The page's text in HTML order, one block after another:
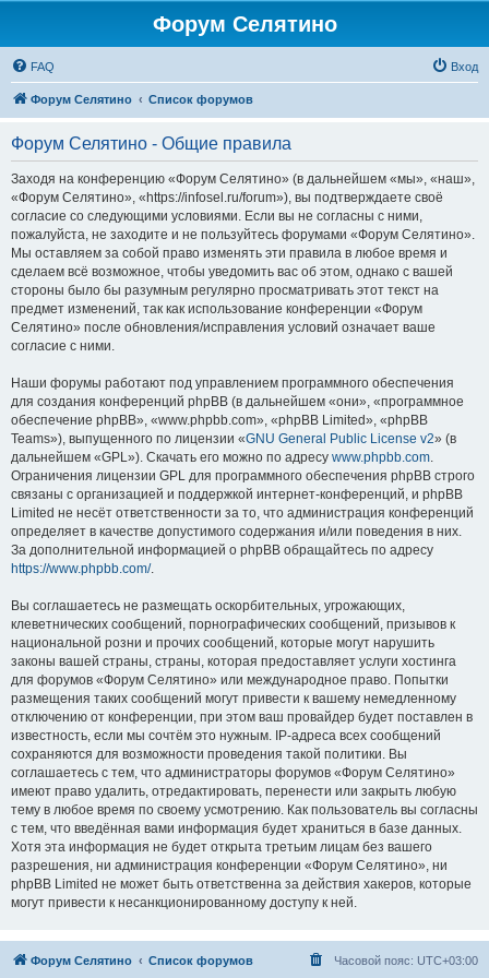
Форум Селятино
FAQ Вход
Форум Селятино Список форумов
Форум Селятино - Общие правила
Заходя на конференцию «Форум Селятино» (в дальнейшем «мы», «наш»,
«Форум Селятино», «https://infosel.ru/forum»), вы подтверждаете своё
согласие со следующими условиями. Если вы не согласны с ними,
пожалуйста, не заходите и не пользуйтесь форумами «Форум Селятино».
Мы оставляем за собой право изменять эти правила в любое время и
сделаем всё возможное, чтобы уведомить вас об этом, однако с вашей
стороны было бы разумным регулярно просматривать этот текст на
предмет изменений, так как использование конференции «Форум
Селятино» после обновления/исправления условий означает ваше
согласие с ними.
Наши форумы работают под управлением программного обеспечения
для создания конференций phpBB (в дальнейшем «они», «программное
обеспечение phpBB», «www.phpbb.com», «phpBB Limited», «phpBB
Teams»), выпущенного по лицензии «GNU General Public License v2» (в
дальнейшем «GPL»). Скачать его можно по адресу www.phpbb.com.
Ограничения лицензии GPL для программного обеспечения phpBB строго
связаны с организацией и поддержкой интернет-конференций, и phpBB
Limited не несёт ответственности за то, что администрация конференций
определяет в качестве допустимого содержания и/или поведения в них.
За дополнительной информацией о phpBB обращайтесь по адресу
https://www.phpbb.com/.
Вы соглашаетесь не размещать оскорбительных, угрожающих,
клеветнических сообщений, порнографических сообщений, призывов к
национальной розни и прочих сообщений, которые могут нарушить
законы вашей страны, страны, которая предоставляет услуги хостинга
для форумов «Форум Селятино» или международное право. Попытки
размещения таких сообщений могут привести к вашему немедленному
отключению от конференции, при этом ваш провайдер будет поставлен в
известность, если мы сочтём это нужным. IP-адреса всех сообщений
сохраняются для возможности проведения такой политики. Вы
соглашаетесь с тем, что администраторы форумов «Форум Селятино»
имеют право удалить, отредактировать, перенести или закрыть любую
тему в любое время по своему усмотрению. Как пользователь вы согласны
с тем, что введённая вами информация будет храниться в базе данных.
Хотя эта информация не будет открыта третьим лицам без вашего
разрешения, ни администрация конференции «Форум Селятино», ни
phpBB Limited не может быть ответственна за действия хакеров, которые
могут привести к несанкционированному доступу к ней.
Форум Селятино Список форумов Часовой пояс: UTC+03:00